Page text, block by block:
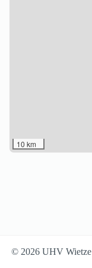
© 2026 UHV Wietze